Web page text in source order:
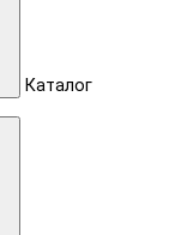
Каталог